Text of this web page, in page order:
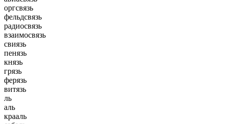
оргсвязь
фельдсвязь
радиосвязь
взаимосвязь
свиязь
пенязь
князь
грязь
ферязь
витязь
ль
аль
крааль